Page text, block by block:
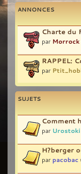
ANNONCES
Charte du
par Morrock
RAPPEL:
par
SUJETS
Comment
par Urostoki
H?berger
par pacobac